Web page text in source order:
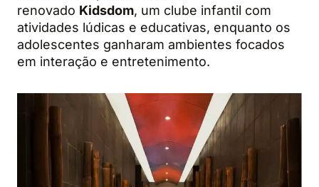
renovado Kidsdom, um clube infantil com
atividades lúdicas e educativas, enquanto os
adolescentes ganharam ambientes focados
em interação e entretenimento.